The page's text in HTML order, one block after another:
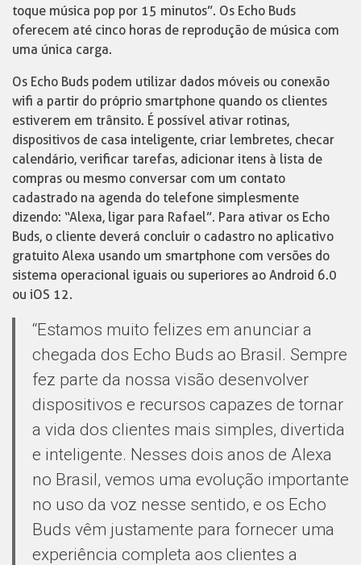
toque música pop por 15 minutos”. Os Echo Buds
oferecem até cinco horas de reprodução de música com
uma única carga.
Os Echo Buds podem utilizar dados móveis ou conexão
wifi a partir do próprio smartphone quando os clientes
estiverem em trânsito. É possível ativar rotinas,
dispositivos de casa inteligente, criar lembretes, checar
calendário, verificar tarefas, adicionar itens à lista de
compras ou mesmo conversar com um contato
cadastrado na agenda do telefone simplesmente
dizendo: “Alexa, ligar para Rafael”. Para ativar os Echo
Buds, o cliente deverá concluir o cadastro no aplicativo
gratuito Alexa usando um smartphone com versões do
sistema operacional iguais ou superiores ao Android 6.0
ou iOS 12.
“Estamos muito felizes em anunciar a
chegada dos Echo Buds ao Brasil. Sempre
fez parte da nossa visão desenvolver
dispositivos e recursos capazes de tornar
a vida dos clientes mais simples, divertida
e inteligente. Nesses dois anos de Alexa
no Brasil, vemos uma evolução importante
no uso da voz nesse sentido, e os Echo
Buds vêm justamente para fornecer uma
experiência completa aos clientes a